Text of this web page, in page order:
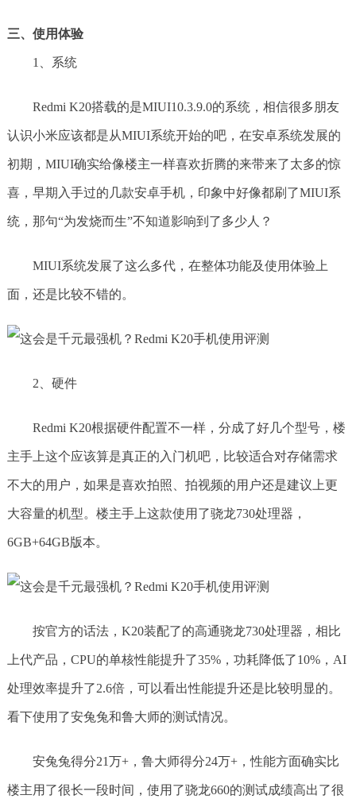
三、使用体验
1、系统
Redmi K20搭载的是MIUI10.3.9.0的系统，相信很多朋友
认识小米应该都是从MIUI系统开始的吧，在安卓系统发展的
初期，MIUI确实给像楼主一样喜欢折腾的来带来了太多的惊
喜，早期入手过的几款安卓手机，印象中好像都刷了MIUI系
统，那句“为发烧而生”不知道影响到了多少人？
MIUI系统发展了这么多代，在整体功能及使用体验上
面，还是比较不错的。
2、硬件
Redmi K20根据硬件配置不一样，分成了好几个型号，楼
主手上这个应该算是真正的入门机吧，比较适合对存储需求
不大的用户，如果是喜欢拍照、拍视频的用户还是建议上更
大容量的机型。楼主手上这款使用了骁龙730处理器，
6GB+64GB版本。
按官方的话法，K20装配了的高通骁龙730处理器，相比
上代产品，CPU的单核性能提升了35%，功耗降低了10%，AI
处理效率提升了2.6倍，可以看出性能提升还是比较明显的。
看下使用了安兔兔和鲁大师的测试情况。
安兔兔得分21万+，鲁大师得分24万+，性能方面确实比
楼主用了很长一段时间，使用了骁龙660的测试成绩高出了很